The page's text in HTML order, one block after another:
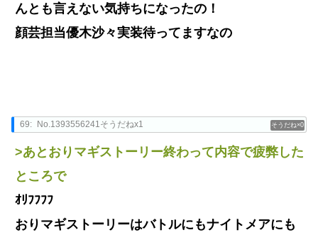
んとも言えない気持ちになったの！
顔芸担当優木沙々実装待ってますなの
0
69: No.1393556241そうだねx1
>あとおりマギストーリー終わって内容で疲弊した
ところで
ｵﾘﾌﾌﾌﾌ
おりマギストーリーはバトルにもナイトメアにも